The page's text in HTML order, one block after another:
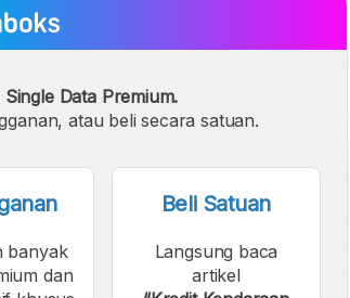
Single Data Premium.
atau beli secara satuan.
banyak
dan
Beli Satuan
Langsung baca
artikel